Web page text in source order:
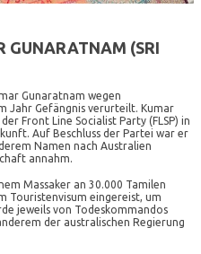
GUNARATNAM (SRI
Gunaratnam wegen
Jahr Gefängnis verurteilt. Kumar
Front Line Socialist Party (FLSP) in
Auf Beschluss der Partei war er
Namen nach Australien
annahm.
Massaker an 30.000 Tamilen
Touristenvisum eingereist, um
jeweils von Todeskommandos
der australischen Regierung